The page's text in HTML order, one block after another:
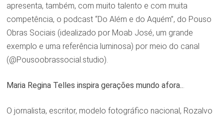
apresenta, também, com muito talento e com muita
competência, o podcast “Do Além e do Aquém”, do Pouso
Obras Sociais (idealizado por Moab José, um grande
exemplo e uma referência luminosa) por meio do canal
(@Pousoobrassocial.studio).
Maria Regina Telles inspira gerações mundo afora...
O jornalista, escritor, modelo fotográfico nacional, Rozalvo